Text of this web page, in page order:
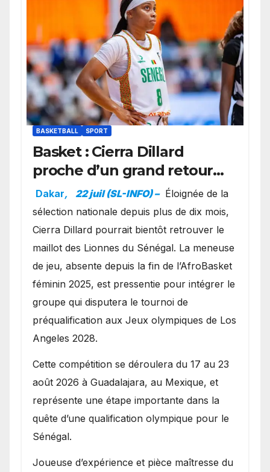
BASKETBALL SPORT
Basket : Cierra Dillard
proche d’un grand retour
avec les Lionnes ?
Dakar, 22 juil (SL-INFO) – Éloignée de la
sélection nationale depuis plus de dix mois,
Cierra Dillard pourrait bientôt retrouver le
maillot des Lionnes du Sénégal. La meneuse
de jeu, absente depuis la fin de l’AfroBasket
féminin 2025, est pressentie pour intégrer le
groupe qui disputera le tournoi de
préqualification aux Jeux olympiques de Los
Angeles 2028.
Cette compétition se déroulera du 17 au 23
août 2026 à Guadalajara, au Mexique, et
représente une étape importante dans la
quête d’une qualification olympique pour le
Sénégal.
Joueuse d’expérience et pièce maîtresse du